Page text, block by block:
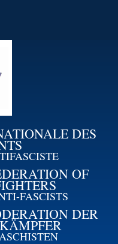
DES
OF
FASCISTS
DER